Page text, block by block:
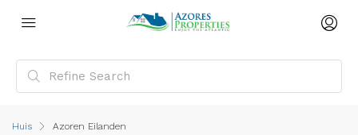
Huis Azoren Eilanden